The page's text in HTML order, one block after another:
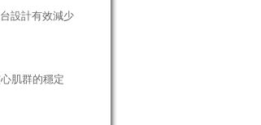
設計有效減少
肌群的穩定